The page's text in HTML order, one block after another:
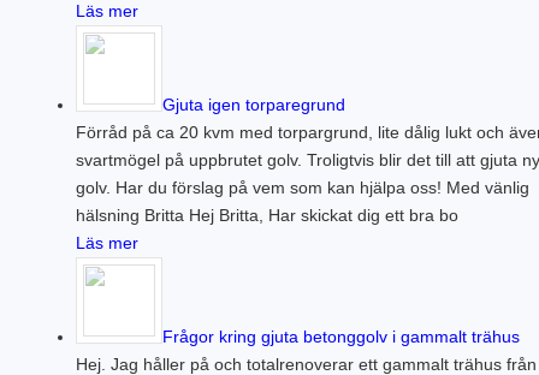
Läs mer
Gjuta igen torparegrund
Förråd på ca 20 kvm med torpargrund, lite dålig lukt och
svartmögel på uppbrutet golv. Troligtvis blir det till att gjuta
golv. Har du förslag på vem som kan hjälpa oss! Med vänlig
hälsning Britta Hej Britta, Har skickat dig ett bra bo
Läs mer
Frågor kring gjuta betonggolv i gammalt trähus
Hej. Jag håller på och totalrenoverar ett gammalt trähus från